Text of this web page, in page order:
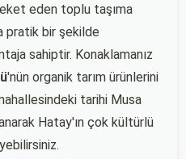
eden toplu taşıma
pratik bir şekilde
sahiptir. Konaklamanız
'nün organik tarım ürünlerini
tarihi Musa
Hatay'ın çok kültürlü